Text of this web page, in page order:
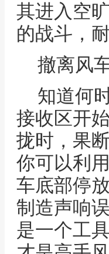
其进入空
的战斗，
撤离风
知道何
接收区开
拢时，果
你可以利
车底部停
制造声响
是一个工